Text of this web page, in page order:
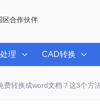
区合作伙伴
理 CAD转换
费转换成word文档？这3个方